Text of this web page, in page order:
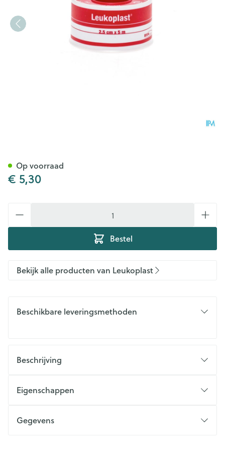
€ 5,30
Bestel
Op voorraad
Bekijk alle producten van Leukoplast
Beschikbare leveringsmethoden
Beschrijving
Eigenschappen
Gegevens